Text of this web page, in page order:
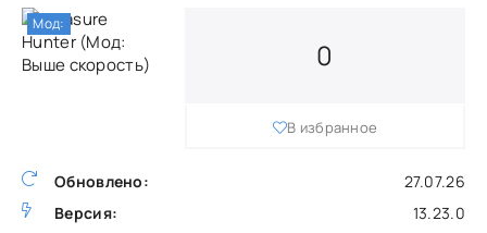
Обновлено:
27.07.26
Версия:
13.23.0
0
В избранное
Мод: